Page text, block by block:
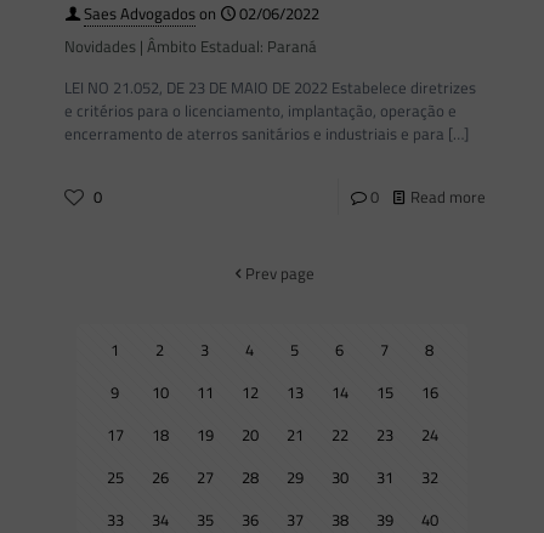
Saes Advogadoson
02/06/2022
Novidades | Âmbito Estadual: Paraná
LEI NO 21.052, DE 23 DE MAIO DE 2022 Estabelece diretrizes
e critérios para o licenciamento, implantação, operação e
encerramento de aterros sanitários e industriais e para […]
0 0 Read more
Prev page
1 2 3 4 5 6 7
8
9
10 11 12 13 14 15
16
17
18 19 20 21 22 23
24
25
26 27 28 29 30 31
32
33
34 35 36 37 38 39
40